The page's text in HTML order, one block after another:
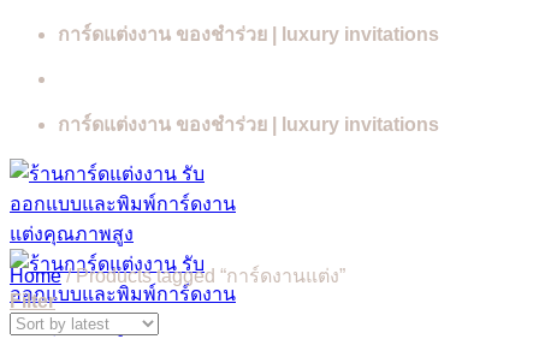
Skip
การ์ดแต่งงาน ของชำร่วย | luxury invitations
การ์ดแต่งงาน ของชำร่วย | luxury invitations
Home /Products tagged “การ์ดงานแต่ง”
Filter